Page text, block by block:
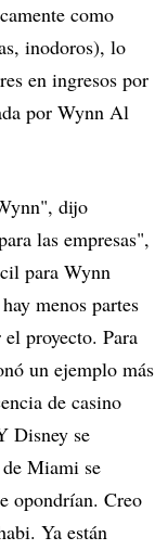
como
inodoros), lo
en ingresos por
por Wynn Al
dijo
las empresas",
para Wynn
menos partes
el proyecto. Para
un ejemplo más
de casino
Disney se
Miami se
opondrían. Creo
Ya están